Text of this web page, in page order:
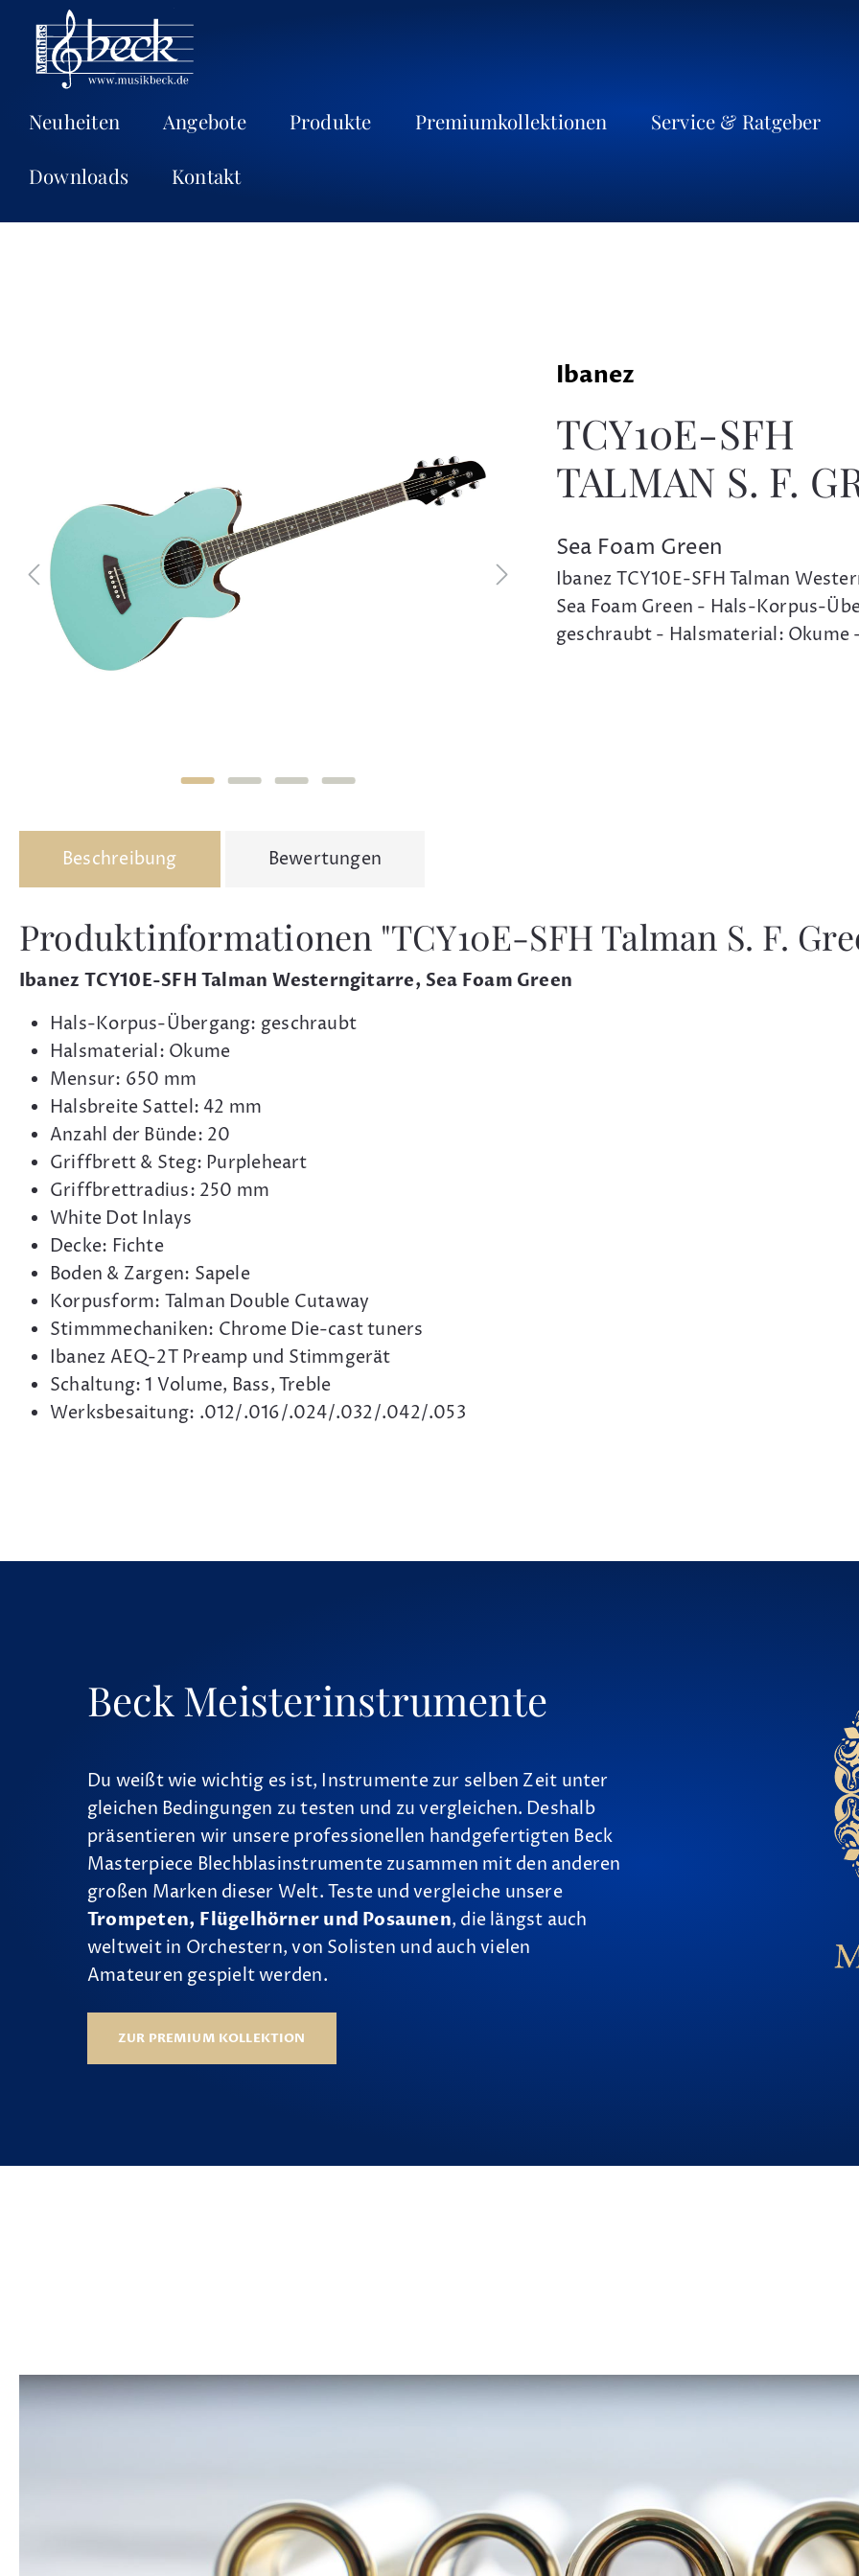
Neuheiten Angebote Produkte Premiumkollektionen Service & Ratgeber
Downloads Kontakt
Ibanez
TCY10E-SFH
TALMAN S. F.
Sea Foam Green
Ibanez TCY10E-SFH Talman
Sea Foam Green - Hals-Korpus-
geschraubt - Halsmaterial: Okume
Beschreibung Bewertungen
Produktinformationen "TCY10E-SFH Talman S. F.
Ibanez TCY10E-SFH Talman Westerngitarre, Sea Foam Green
Hals-Korpus-Übergang: geschraubt
Halsmaterial: Okume
Mensur: 650 mm
Halsbreite Sattel: 42 mm
Anzahl der Bünde: 20
Griffbrett & Steg: Purpleheart
Griffbrettradius: 250 mm
White Dot Inlays
Decke: Fichte
Boden & Zargen: Sapele
Korpusform: Talman Double Cutaway
Stimmmechaniken: Chrome Die-cast tuners
Ibanez AEQ-2T Preamp und Stimmgerät
Schaltung: 1 Volume, Bass, Treble
Werksbesaitung: .012/.016/.024/.032/.042/.053
Beck Meisterinstrumente
Du weißt wie wichtig es ist, Instrumente zur selben Zeit unter
gleichen Bedingungen zu testen und zu vergleichen. Deshalb
präsentieren wir unsere professionellen handgefertigten Beck
Masterpiece Blechblasinstrumente zusammen mit den anderen
großen Marken dieser Welt. Teste und vergleiche unsere
Trompeten, Flügelhörner und Posaunen, die längst auch
weltweit in Orchestern, von Solisten und auch vielen
Amateuren gespielt werden.
ZUR PREMIUM KOLLEKTION